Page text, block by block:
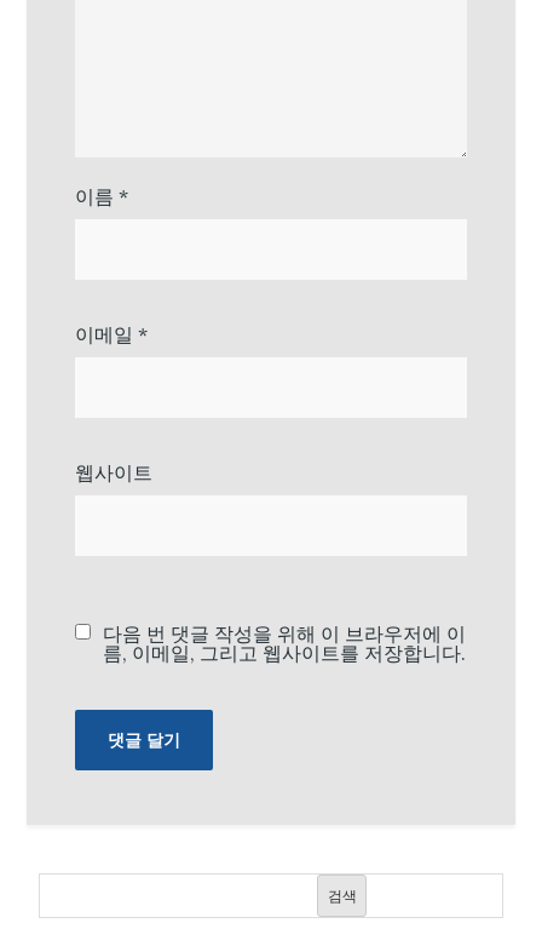
이름*
이메일*
웹사이트
다음 번 댓글 작성을 위해 이 브라우저에 이
름, 이메일, 그리고 웹사이트를 저장합니다.
검색